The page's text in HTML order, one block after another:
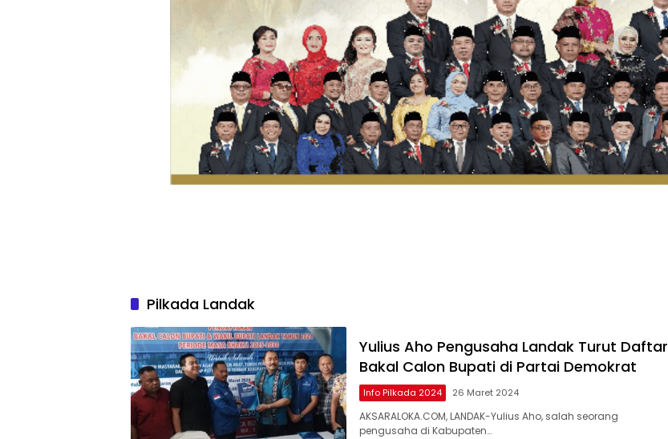
Pilkada Landak
Yulius Aho Pengusaha Landak Turut Daftar
Bakal Calon Bupati di Partai Demokrat
Info Pilkada 2024 26 Maret 2024
AKSARALOKA.COM, LANDAK-Yulius Aho, salah seorang
pengusaha di Kabupaten…